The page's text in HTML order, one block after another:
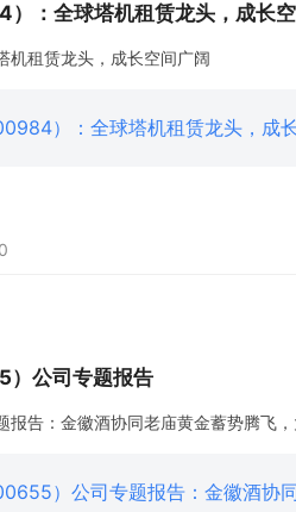
：全球塔机租赁龙头，成长
租赁龙头，成长空间广阔
）：全球塔机租赁龙头，成
0
公司专题报告
告：金徽酒协同老庙黄金蓄势腾飞